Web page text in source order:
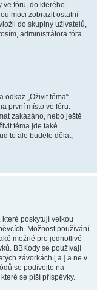
ve fóru, do kterého
moci zobrazit ostatní
do skupiny uživatelů,
administrátora fóra
odkaz „Oživit téma“
první místo ve fóru.
zakázáno, nebo ještě
téma jde také
to ale budete dělat,
poskytují velkou
Možnost používání
možné pro jednotlivé
BBKódy se používají
závorkách [ a ] a ne v
se podívejte na
se píší příspěvky.